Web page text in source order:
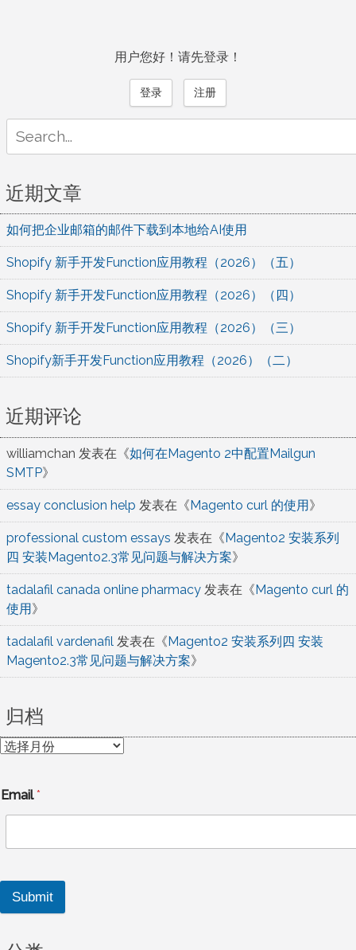
用户您好！请先登录！
登录 注册
for:
近期文章
如何把企业邮箱的邮件下载到本地给AI使用
Shopify 新手开发Function应用教程（2026）（五）
Shopify 新手开发Function应用教程（2026）（四）
Shopify 新手开发Function应用教程（2026）（三）
Shopify新手开发Function应用教程（2026）（二）
近期评论
williamchan 发表在《如何在Magento 2中配置Mailgun
SMTP》
essay conclusion help 发表在《Magento curl 的使用》
professional custom essays 发表在《Magento2 安装系列
四 安装Magento2.3常见问题与解决方案》
tadalafil canada online pharmacy 发表在《Magento curl 的
使用》
tadalafil vardenafil 发表在《Magento2 安装系列四 安装
Magento2.3常见问题与解决方案》
归档
归
Email*
Submit